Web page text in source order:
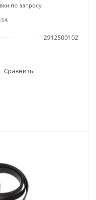
по запросу
2912500102
Сравнить